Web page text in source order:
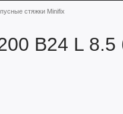
стяжки Minifix
B24 L 8.5